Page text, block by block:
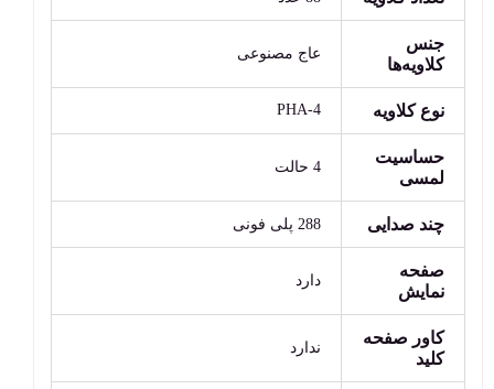
جنس
کلاویه‌ها
عاج مصنوعی
نوع کلاویه PHA-4
حساسیت
لمسی
4 حالت
چند صدایی 288 پلی فونی
صفحه
نمایش
دارد
کاور صفحه
کلید
ندارد